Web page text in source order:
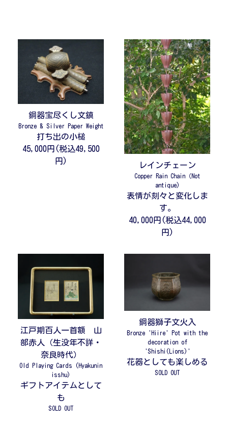
銅器宝尽くし文鎮
Bronze & Silver Paper Weight
打ち出の小槌
45,000円(税込49,500
円)
レインチェーン
Copper Rain Chain（Not
antique)
表情が刻々と変化しま
す。
40,000円(税込44,000
円)
江戸期百人一首額 山
部赤人（生没年不詳・
奈良時代）
Old Playing Cards (Hyakunin
isshu)
ギフトアイテムとして
も
SOLD OUT
銅器獅子文火入
Bronze 'Hiire' Pot with the
decoration of
'Shishi(Lions)'
花器としても楽しめる
SOLD OUT